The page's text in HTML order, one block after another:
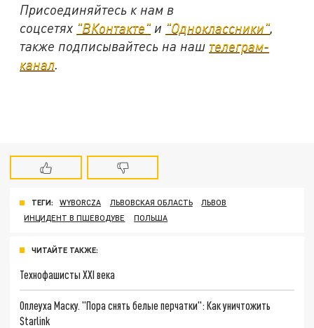
Присоединяйтесь к нам в
соцсетях "ВКонтакте" и "Одноклассники",
также подписывайтесь на наш телеграм-
канал.
ТЕГИ: WYBORCZA ЛЬВОВСКАЯ ОБЛАСТЬ
ЛЬВОВ
ИНЦИДЕНТ В ПШЕВОДУВЕ
ПОЛЬША
ЧИТАЙТЕ ТАКЖЕ:
Технофашисты XXI века
Оплеуха Маску. "Пора снять белые перчатки": Как уничтожить
Starlink